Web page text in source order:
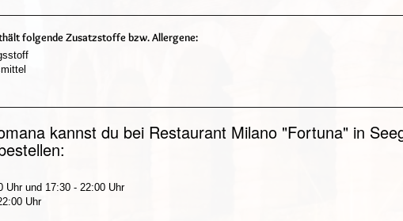
folgende Zusatzstoffe bzw. Allergene:
kannst du bei Restaurant Milano "Fortuna" in
Uhr und 17:30 - 22:00 Uhr
Uhr